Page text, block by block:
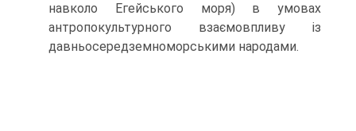
навколо Егейського моря) в умовах
антропокультурного взаємовпливу із
давньосередземноморськими народами.